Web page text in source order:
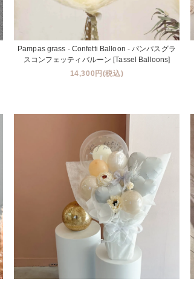
Pampas grass - Confetti Balloon - パンパスグラ
スコンフェッティバルーン [Tassel Balloons]
14,300円(税込)